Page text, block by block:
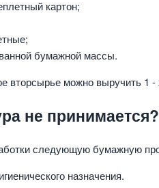
картон;
бумажной массы.
вторсырье можно выручить 1
не принимается?
следующую бумажную
назначения.